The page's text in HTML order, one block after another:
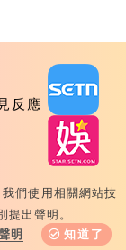
反應
All Rights
舊宗路一段159
們使用相關網站技
出聲明。
明
知道了